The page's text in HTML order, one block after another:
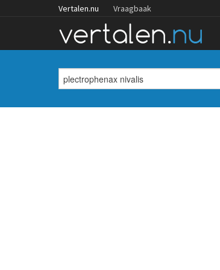
Vertalen.nu Vraagbaak